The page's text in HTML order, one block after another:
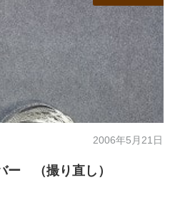
2006年5月21日
ー （撮り直し）